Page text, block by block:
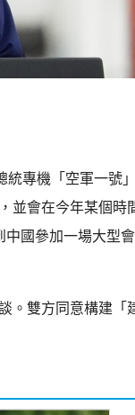
統專機「空軍一號
並會在今年某個時
中國參加一場大型會
。雙方同意構建「